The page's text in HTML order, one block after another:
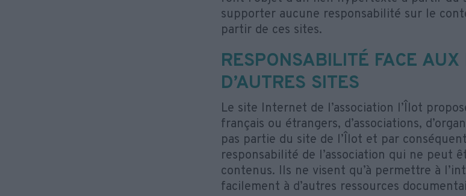
supporter aucune responsabilité sur le
partir de ces sites.
RESPONSABILITÉ FACE AUX
D’AUTRES SITES
Le site Internet de l’association l’Îlot
français ou étrangers, d’associations,
pas partie du site de l’Îlot et par
responsabilité de l’association qui ne peut
contenus. Ils ne visent qu’à permettre à
facilement à d’autres ressources